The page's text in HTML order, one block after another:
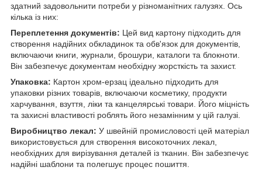
здатний задовольнити потреби у різноманітних галузях. Ось
кілька із них:
Переплетення документів: Цей вид картону підходить для
створення надійних обкладинок та обв'язок для документів,
включаючи книги, журнали, брошури, каталоги та блокноти.
Він забезпечує документам необхідну жорсткість та захист.
Упаковка: Картон хром-ерзац ідеально підходить для
упаковки різних товарів, включаючи косметику, продукти
харчування, взуття, ліки та канцелярські товари. Його міцність
та захисні властивості роблять його незамінним у цій галузі.
Виробництво лекал: У швейній промисловості цей матеріал
використовується для створення високоточних лекал,
необхідних для вирізування деталей із тканин. Він забезпечує
надійні шаблони та полегшує процес пошиття.